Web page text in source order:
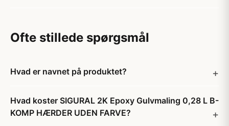
Ofte stillede spørgsmål
Hvad er navnet på produktet?
Hvad koster SIGURAL 2K Epoxy Gulvmaling 0,28 L B-
KOMP HÆRDER UDEN FARVE?